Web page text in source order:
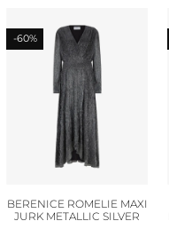
-60%
BERENICE ROMELIE MAXI
JURK METALLIC SILVER